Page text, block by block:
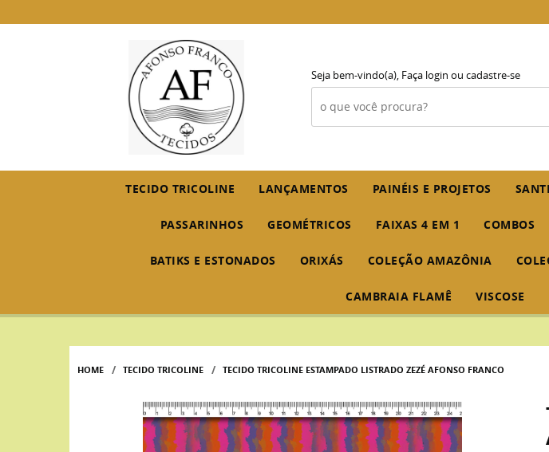
Seja bem-vindo(a), Faça login ou cadastre-se
TECIDO TRICOLINE LANÇAMENTOS PAINÉIS E PROJETOS
PASSARINHOS GEOMÉTRICOS FAIXAS 4 EM 1 COMBOS
BATIKS E ESTONADOS ORIXÁS COLEÇÃO AMAZÔNIA
CAMBRAIA FLAMÊ VISCOSE
HOME TECIDO TRICOLINE TECIDO TRICOLINE ESTAMPADO LISTRADO ZEZÉ AFONSO FRANCO